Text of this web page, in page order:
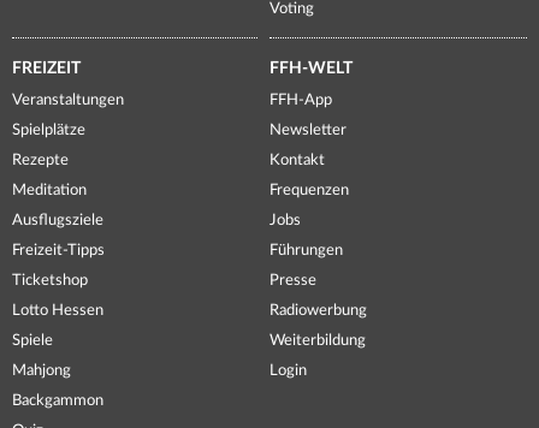
Voting
FREIZEIT
Veranstaltungen
Spielplätze
Rezepte
Meditation
Ausflugsziele
Freizeit-Tipps
Ticketshop
Lotto Hessen
Spiele
Mahjong
Backgammon
FFH-WELT
FFH-App
Newsletter
Kontakt
Frequenzen
Jobs
Führungen
Presse
Radiowerbung
Weiterbildung
Login